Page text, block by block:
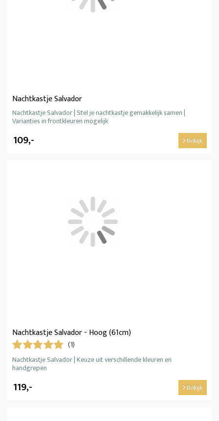
Nachtkastje Salvador
Nachtkastje Salvador | Stel je nachtkastje gemakkelijk samen |
Varianties in frontkleuren mogelijk
109,- Bekijk
Nachtkastje Salvador - Hoog (61cm)
(1)
Nachtkastje Salvador | Keuze uit verschillende kleuren en
handgrepen
119,- Bekijk